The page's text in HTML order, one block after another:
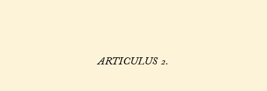
ARTICULUS 2.